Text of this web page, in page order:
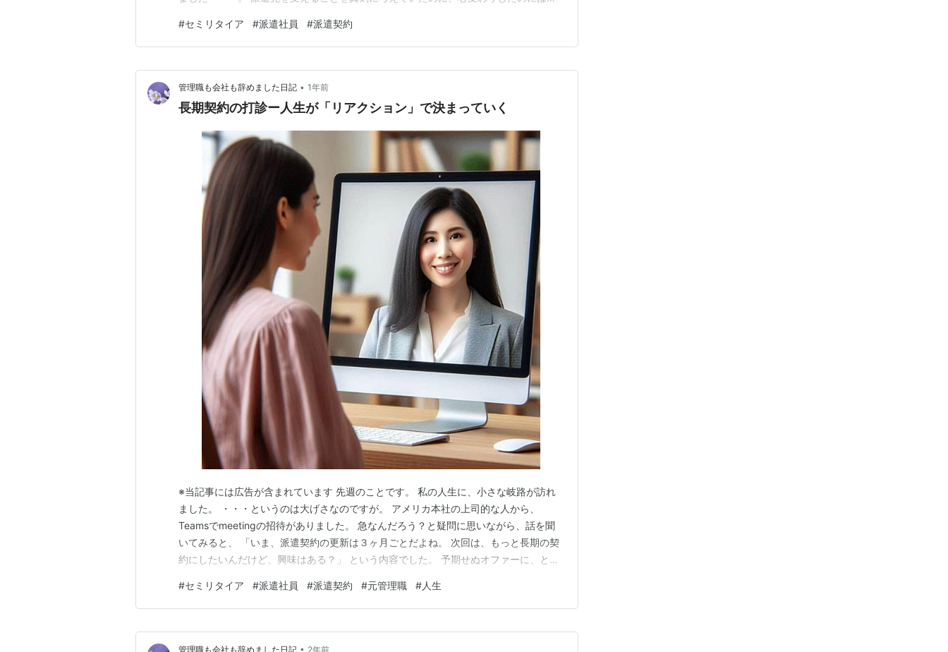
職の期間は作りたくない 今の派遣先の良いところに気づいた 新しい上司の人柄が分か
ってきた 「私は平気じゃない」、と分かっても…
#セミリタイア #派遣社員 #派遣契約
管理職も会社も辞めました日記 • 1年前
長期契約の打診ー人生が「リアクション」で決まっていく
※当記事には広告が含まれています 先週のことです。 私の人生に、小さな岐路が訪れ
ました。 ・・・というのは大げさなのですが。 アメリカ本社の上司的な人から、
Teamsでmeetingの招待がありました。 急なんだろう？と疑問に思いながら、話を聞
いてみると、 「いま、派遣契約の更新は３ヶ月ごとだよね。 次回は、もっと長期の契
約にしたいんだけど、興味はある？」 という内容でした。 予期せぬオファーに、とっ
す！」 と。 それを聞いた相手は、「よかった。ではJapan（子会社）の人事と、話を
進めるね」 と笑顔で応じてくれたの…
#セミリタイア #派遣社員 #派遣契約 #元管理職 #人生
管理職も会社も辞めました日記 • 2年前